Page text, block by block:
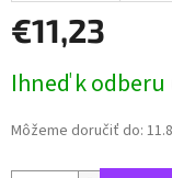
€11,23
cena:
Ihneď k odberu
Môžeme doručiť do: